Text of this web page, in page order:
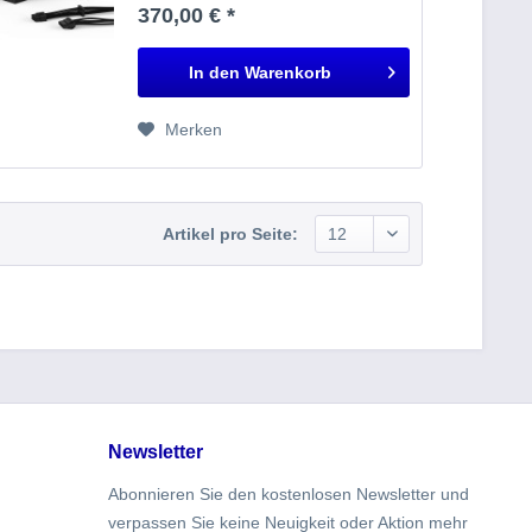
Eingangsstrom (bei 110V): 16 A
Maximaler Eingangsstrom (bei
220V): 8 A...
370,00 € *
In den Warenkorb
Merken
Artikel pro Seite:
Newsletter
Abonnieren Sie den kostenlosen Newsletter und
verpassen Sie keine Neuigkeit oder Aktion mehr